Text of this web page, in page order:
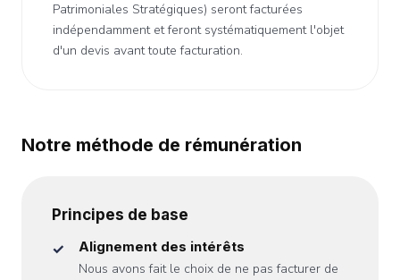
Patrimoniales Stratégiques) seront facturées
indépendamment et feront systématiquement l'objet
d'un devis avant toute facturation.
Notre méthode de rémunération
Principes de base
Alignement des intérêts
Nous avons fait le choix de ne pas facturer de